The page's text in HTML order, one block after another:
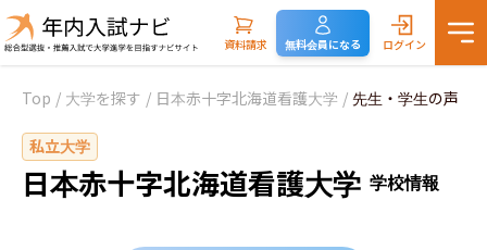
資料請求 無料会員になる ログイン
Top / 大学を探す / 日本赤十字北海道看護大学 / 先生・学生の声
私立大学
日本赤十字北海道看護大学 学校情報